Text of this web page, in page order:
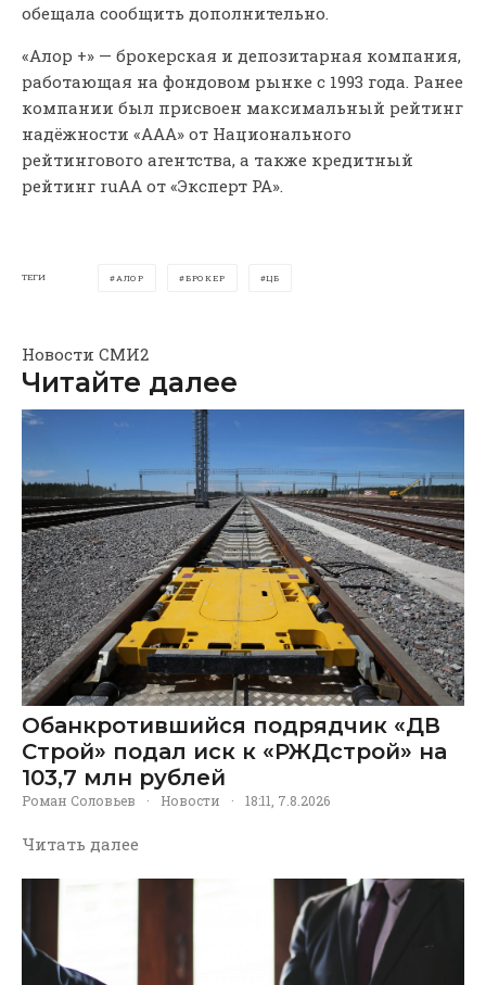
обещала сообщить дополнительно.
«Алор +» — брокерская и депозитарная компания,
работающая на фондовом рынке с 1993 года. Ранее
компании был присвоен максимальный рейтинг
надёжности «AAA» от Национального
рейтингового агентства, а также кредитный
рейтинг ruAA от «Эксперт РА».
ТЕГИ АЛОР БРОКЕР ЦБ
Новости СМИ2
Читайте далее
Обанкротившийся подрядчик «ДВ
Строй» подал иск к «РЖДстрой» на
103,7 млн рублей
Роман Соловьев · Новости · 18:11, 7.8.2026
Читать далее